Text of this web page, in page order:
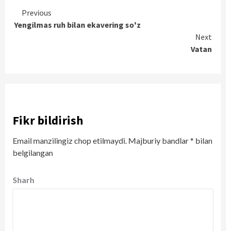
Continue
Reading
Previous
Yengilmas ruh bilan ekavering so'z
Next
Vatan
Fikr bildirish
Email manzilingiz chop etilmaydi. Majburiy bandlar* bilan
belgilangan
Sharh